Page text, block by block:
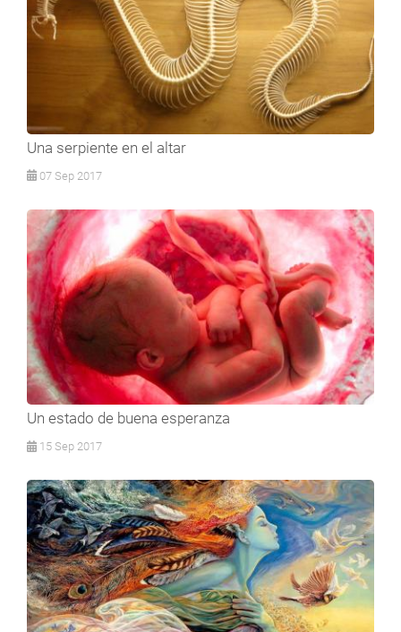
Una serpiente en el altar
07 Sep 2017
Un estado de buena esperanza
15 Sep 2017